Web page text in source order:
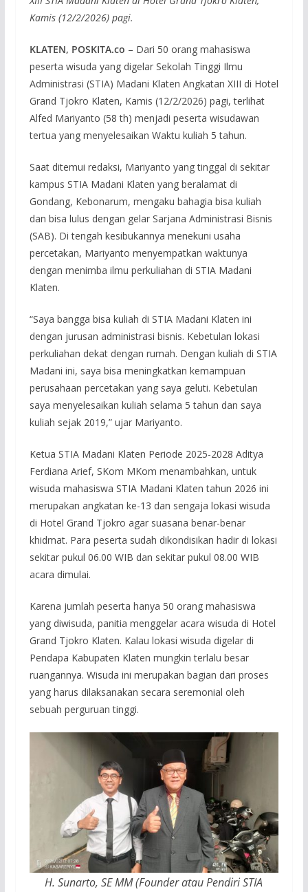
Kamis (12/2/2026) pagi.
KLATEN, POSKITA.co – Dari 50 orang mahasiswa
peserta wisuda yang digelar Sekolah Tinggi Ilmu
Administrasi (STIA) Madani Klaten Angkatan XIII di Hotel
Grand Tjokro Klaten, Kamis (12/2/2026) pagi, terlihat
Alfed Mariyanto (58 th) menjadi peserta wisudawan
tertua yang menyelesaikan Waktu kuliah 5 tahun.
Saat ditemui redaksi, Mariyanto yang tinggal di sekitar
kampus STIA Madani Klaten yang beralamat di
Gondang, Kebonarum, mengaku bahagia bisa kuliah
dan bisa lulus dengan gelar Sarjana Administrasi Bisnis
(SAB). Di tengah kesibukannya menekuni usaha
percetakan, Mariyanto menyempatkan waktunya
dengan menimba ilmu perkuliahan di STIA Madani
Klaten.
“Saya bangga bisa kuliah di STIA Madani Klaten ini
dengan jurusan administrasi bisnis. Kebetulan lokasi
perkuliahan dekat dengan rumah. Dengan kuliah di STIA
Madani ini, saya bisa meningkatkan kemampuan
perusahaan percetakan yang saya geluti. Kebetulan
saya menyelesaikan kuliah selama 5 tahun dan saya
kuliah sejak 2019,” ujar Mariyanto.
Ketua STIA Madani Klaten Periode 2025-2028 Aditya
Ferdiana Arief, SKom MKom menambahkan, untuk
wisuda mahasiswa STIA Madani Klaten tahun 2026 ini
merupakan angkatan ke-13 dan sengaja lokasi wisuda
di Hotel Grand Tjokro agar suasana benar-benar
khidmat. Para peserta sudah dikondisikan hadir di lokasi
sekitar pukul 06.00 WIB dan sekitar pukul 08.00 WIB
acara dimulai.
Karena jumlah peserta hanya 50 orang mahasiswa
yang diwisuda, panitia menggelar acara wisuda di Hotel
Grand Tjokro Klaten. Kalau lokasi wisuda digelar di
Pendapa Kabupaten Klaten mungkin terlalu besar
ruangannya. Wisuda ini merupakan bagian dari proses
yang harus dilaksanakan secara seremonial oleh
sebuah perguruan tinggi.
H. Sunarto, SE MM (Founder atau Pendiri STIA